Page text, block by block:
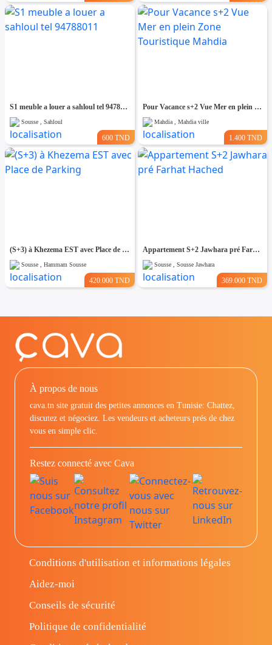
S1 meuble a louer a sahloul tel 94788011
Sousse , Sahloul
600 TND
Pour Vacance s+2 Vue Mer en plein Zone Touristique Mahdia
Mahdia , Mahdia ville
1.400 TND
(S+3) à Khezema EST avec Place de Parking
Sousse , Hammam Sousse
420.000 TND
Appartement S+2 Jawhara pré Farhat Hached
Sousse , Sousse Jawhara
369.000 TND
À propos de nous
cava.tn site gratuit des petites annonces en Tunisie: Chattez,
discutez et négociez. Les vendeurs et acheteurs prés de chez
vous en simple clic.
Restez connecté avec Cava
Conditions d'utilisation et informations légales
Aidez-moi
Conseils de sécurité
Politique de confidentialité